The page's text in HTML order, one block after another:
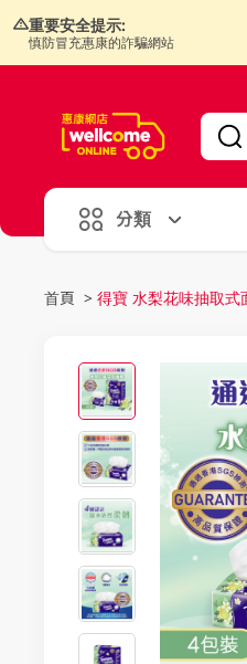
重要安全提示:
慎防冒充惠康的詐騙網站
分類
首頁 > 得寶 水梨花味抽取式